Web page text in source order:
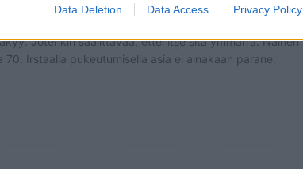
Data Deletion Data Access Privacy Policy
1 vuosi sitten
Jotenkin säälittävää, ettei itse sitä ymmärrä. Nainen
Irstaalla pukeutumisella asia ei ainakaan parane.